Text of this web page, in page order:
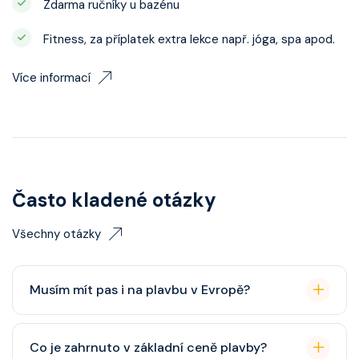
Zdarma ručníky u bazénu
Fitness, za příplatek extra lekce např. jóga, spa apod.
Více informací
Často kladené otázky
Všechny otázky
Musím mít pas i na plavbu v Evropě?
Pas je vždy lepší, ale občanský průkaz pro plavby po
Evropě stačí. Doporučuje se platnost minimálně 6
Co je zahrnuto v základní ceně plavby?